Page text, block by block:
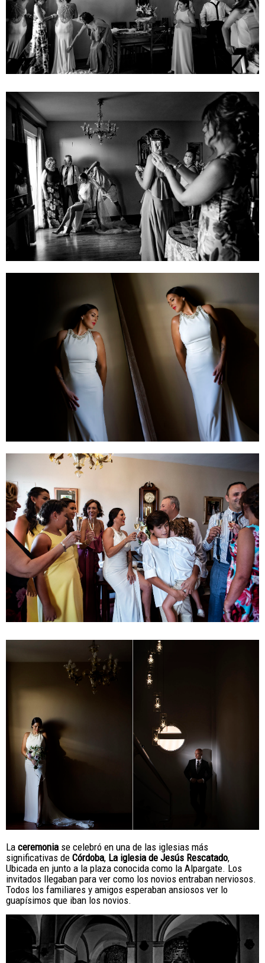
La ceremonia se celebró en una de las iglesias más
significativas de Córdoba, La iglesia de Jesús Rescatado,
Ubicada en junto a la plaza conocida como la Alpargate. Los
invitados llegaban para ver como los novios entraban nerviosos.
Todos los familiares y amigos esperaban ansiosos ver lo
guapísimos que iban los novios.